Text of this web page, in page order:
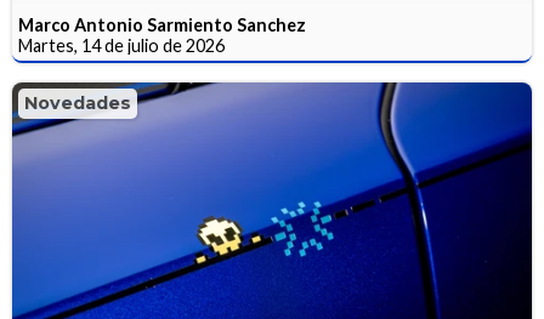
Marco Antonio Sarmiento Sanchez
Martes, 14 de julio de 2026
Novedades